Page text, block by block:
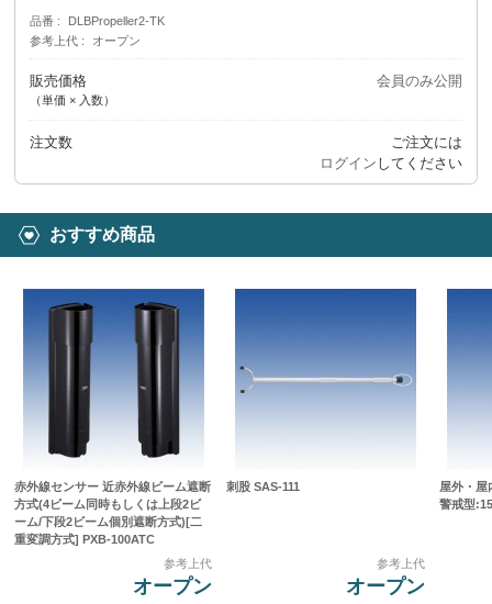
品番
DLBPropeller2-TK
参考上代
オープン
販売価格
（単価 × 入数）
会員のみ公開
注文数
ご注文には
ログイン してください
おすすめ商品
赤外線センサー 近赤外線ビーム遮断
方式(4ビーム同時もしくは上段2ビ
ーム/下段2ビーム個別遮断方式)[二
重変調方式] PXB-100ATC
参考上代
オープン
刺股 SAS-111
参考上代
オープン
屋外・屋
警戒型